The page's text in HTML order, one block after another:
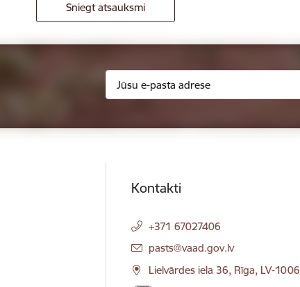
Sniegt atsauksmi
Kontakti
+371 67027406
E-pasts:
pasts@vaad.gov.lv
Lielvārdes iela 36, Rīga, LV-1006